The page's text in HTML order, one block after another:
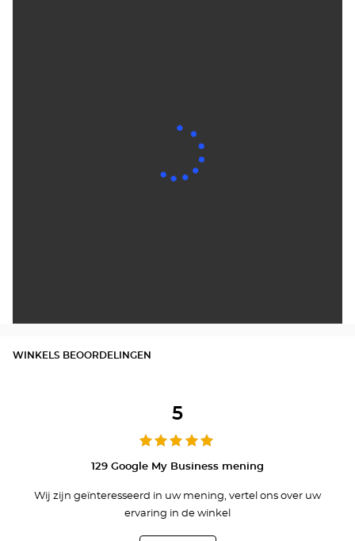
WINKELS BEOORDELINGEN
5
129 Google My Business mening
Wij zijn geïnteresseerd in uw mening, vertel ons over uw
ervaring in de winkel